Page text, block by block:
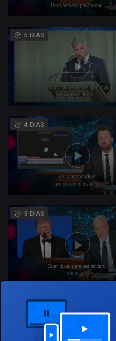
5 DIAS
4 DIAS
3 DIAS
945531
Este conteúdo
Shows